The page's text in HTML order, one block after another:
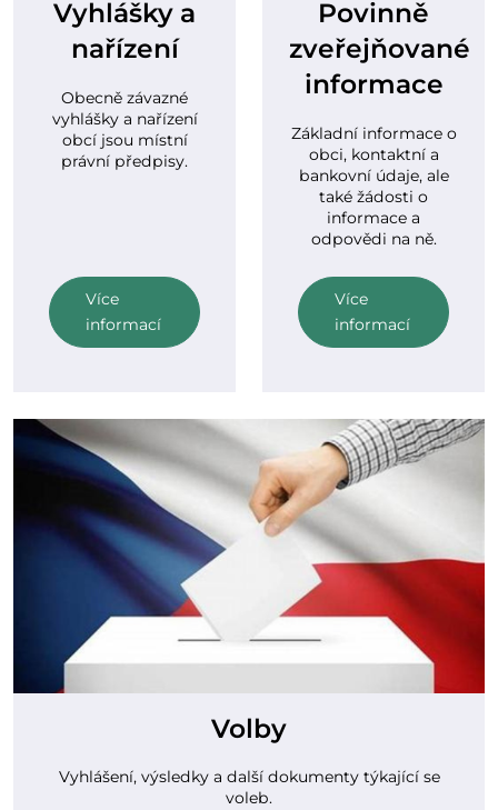
Vyhlášky a
nařízení
Obecně závazné
vyhlášky a nařízení
obcí jsou místní
právní předpisy.
Více
informací
Povinně
zveřejňované
informace
Základní informace o
obci, kontaktní a
bankovní údaje, ale
také žádosti o
informace a
odpovědi na ně.
Více
informací
Volby
Vyhlášení, výsledky a další dokumenty týkající se
voleb.